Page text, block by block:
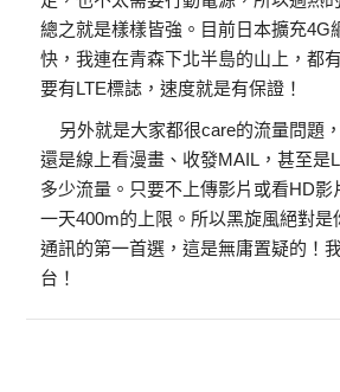
總之就是樣樣皆強。目前日本擴充4G
快，我連在青森下北半島的山上，都
要有LTE標誌，速度就是有保證！
另外就是大家都很care的流量問題
還是線上看漫畫、收發MAIL，甚至是
多少流量。只要不上傳影片或看HD影
一天400m的上限。所以黑旋風絕對是
通訊的第一首選，這是無庸置疑的！
台！